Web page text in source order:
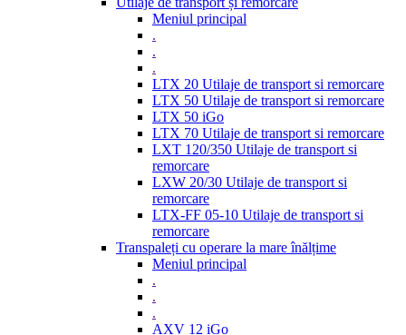
Meniul principal
.
.
.
LTX 20 Utilaje de transport si remorcare
LTX 50 Utilaje de transport si remorcare
LTX 50 iGo
LTX 70 Utilaje de transport si remorcare
LXT 120/350 Utilaje de transport si
remorcare
LXW 20/30 Utilaje de transport si
remorcare
LTX-FF 05-10 Utilaje de transport si
remorcare
Transpaleți cu operare la mare înălțime
Meniul principal
.
.
.
AXV 12 iGo